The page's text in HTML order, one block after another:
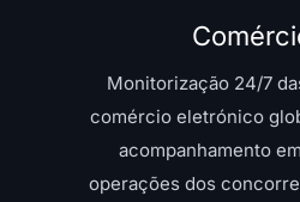
Monitorização 24/7
comércio eletrónico
acompanhamento
operações dos